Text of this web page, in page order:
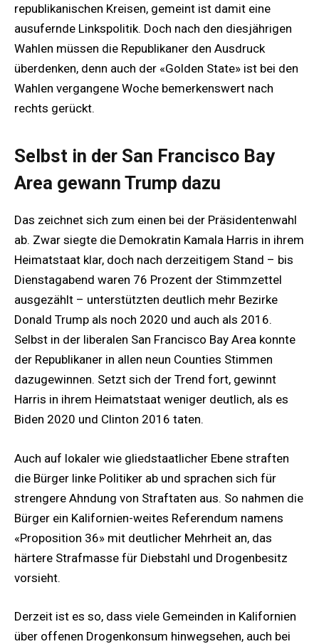
republikanischen Kreisen, gemeint ist damit eine
ausufernde Linkspolitik. Doch nach den diesjährigen
Wahlen müssen die Republikaner den Ausdruck
überdenken, denn auch der «Golden State» ist bei den
Wahlen vergangene Woche bemerkenswert nach
rechts gerückt.
Selbst in der San Francisco Bay
Area gewann Trump dazu
Das zeichnet sich zum einen bei der Präsidentenwahl
ab. Zwar siegte die Demokratin Kamala Harris in ihrem
Heimatstaat klar, doch nach derzeitigem Stand – bis
Dienstagabend waren 76 Prozent der Stimmzettel
ausgezählt – unterstützten deutlich mehr Bezirke
Donald Trump als noch 2020 und auch als 2016.
Selbst in der liberalen San Francisco Bay Area konnte
der Republikaner in allen neun Counties Stimmen
dazugewinnen. Setzt sich der Trend fort, gewinnt
Harris in ihrem Heimatstaat weniger deutlich, als es
Biden 2020 und Clinton 2016 taten.
Auch auf lokaler wie gliedstaatlicher Ebene straften
die Bürger linke Politiker ab und sprachen sich für
strengere Ahndung von Straftaten aus. So nahmen die
Bürger ein Kalifornien-weites Referendum namens
«Proposition 36» mit deutlicher Mehrheit an, das
härtere Strafmasse für Diebstahl und Drogenbesitz
vorsieht.
Derzeit ist es so, dass viele Gemeinden in Kalifornien
über offenen Drogenkonsum hinwegsehen, auch bei